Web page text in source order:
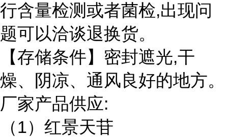
行含量检测或者菌检,出现问
题可以洽谈退换货。
【存储条件】密封遮光,干
燥、阴凉、通风良好的地方。
厂家产品供应:
（1）红景天苷